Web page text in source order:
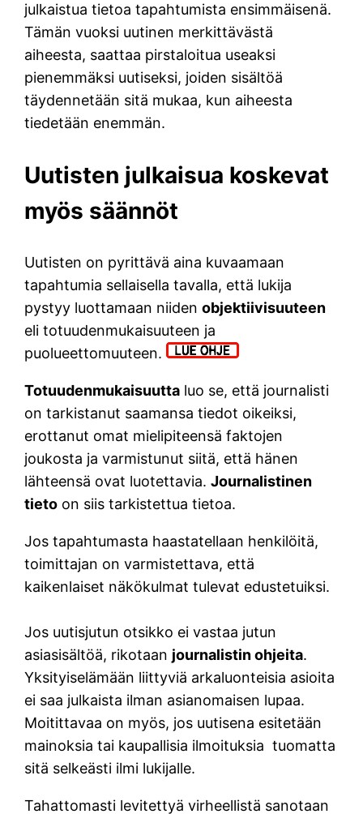
julkaistua tietoa tapahtumista ensimmäisenä.
Tämän vuoksi uutinen merkittävästä
aiheesta, saattaa pirstaloitua useaksi
pienemmäksi uutiseksi, joiden sisältöä
täydennetään sitä mukaa, kun aiheesta
tiedetään enemmän.
Uutisten julkaisua koskevat
myös säännöt
Uutisten on pyrittävä aina kuvaamaan
tapahtumia sellaisella tavalla, että lukija
pystyy luottamaan niidenobjektiivisuuteen
eli totuudenmukaisuuteen ja
puolueettomuuteen.
Totuudenmukaisuutta luo se, että journalisti
on tarkistanut saamansa tiedot oikeiksi,
erottanut omat mielipiteensä faktojen
joukosta ja varmistunut siitä, että hänen
lähteensä ovat luotettavia.Journalistinen
tieto on siis tarkistettua tietoa.
Jos tapahtumasta haastatellaan henkilöitä,
toimittajan on varmistettava, että
kaikenlaiset näkökulmat tulevat edustetuiksi.
Jos uutisjutun otsikko ei vastaa jutun
asiasisältöä, rikotaan journalistin ohjeita.
Yksityiselämään liittyviä arkaluonteisia asioita
ei saa julkaista ilman asianomaisen lupaa.
Moitittavaa on myös, jos uutisena esitetään
mainoksia tai kaupallisia ilmoituksia tuomatta
sitä selkeästi ilmi lukijalle.
Tahattomasti levitettyä virheellistä sanotaan